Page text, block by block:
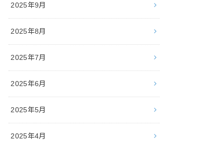
2025年9月
2025年8月
2025年7月
2025年6月
2025年5月
2025年4月